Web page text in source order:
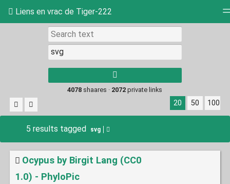
Liens en vrac de Tiger-222
Picture wall
4078 shaares · 2072 private links
20 50 100
5 results tagged svg
Ocypus by Birgit Lang (CC0
1.0) - PhyloPic